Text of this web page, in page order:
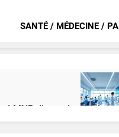
SANTÉ / MÉDECINE /
d’occasion Ifdak :
4 Mois Ago